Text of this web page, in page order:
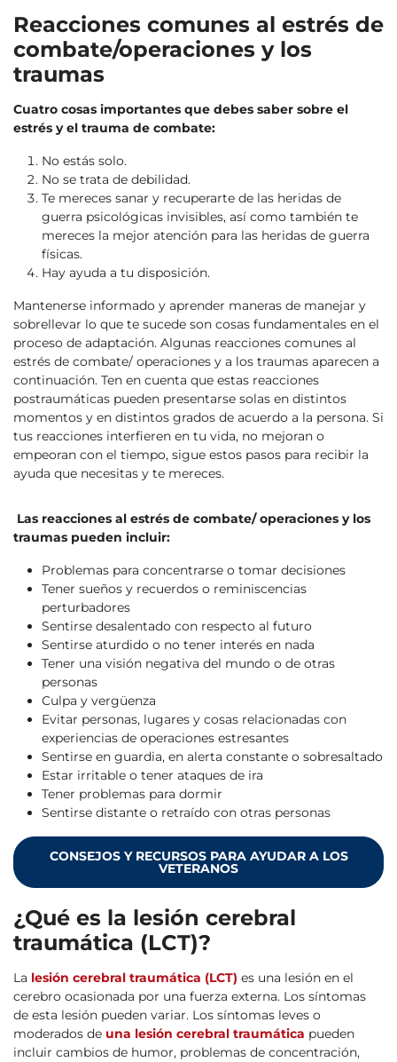
Reacciones comunes al estrés de
combate/operaciones y los
traumas
Cuatro cosas importantes que debes saber sobre el
estrés y el trauma de combate:
No estás solo.
No se trata de debilidad.
Te mereces sanar y recuperarte de las heridas de
guerra psicológicas invisibles, así como también te
mereces la mejor atención para las heridas de guerra
físicas.
Hay ayuda a tu disposición.
Mantenerse informado y aprender maneras de manejar y
sobrellevar lo que te sucede son cosas fundamentales en el
proceso de adaptación. Algunas reacciones comunes al
estrés de combate/ operaciones y a los traumas aparecen a
continuación. Ten en cuenta que estas reacciones
postraumáticas pueden presentarse solas en distintos
momentos y en distintos grados de acuerdo a la persona. Si
tus reacciones interfieren en tu vida, no mejoran o
empeoran con el tiempo, sigue estos pasos para recibir la
ayuda que necesitas y te mereces.
Las reacciones al estrés de combate/ operaciones y los
traumas pueden incluir:
Problemas para concentrarse o tomar decisiones
Tener sueños y recuerdos o reminiscencias
perturbadores
Sentirse desalentado con respecto al futuro
Sentirse aturdido o no tener interés en nada
Tener una visión negativa del mundo o de otras
personas
Culpa y vergüenza
Evitar personas, lugares y cosas relacionadas con
experiencias de operaciones estresantes
Sentirse en guardia, en alerta constante o sobresaltado
Estar irritable o tener ataques de ira
Tener problemas para dormir
Sentirse distante o retraído con otras personas
CONSEJOS Y RECURSOS PARA AYUDAR A LOS
VETERANOS
¿Qué es la lesión cerebral
traumática (LCT)?
La lesión cerebral traumática (LCT) es una lesión en el
cerebro ocasionada por una fuerza externa. Los síntomas
de esta lesión pueden variar. Los síntomas leves o
moderados de una lesión cerebral traumática pueden
incluir cambios de humor, problemas de concentración,